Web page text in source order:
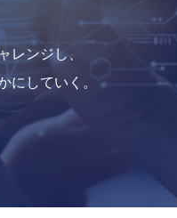
レンジし、
にしていく。